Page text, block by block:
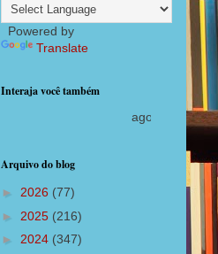
Powered by
Translate
Interaja você também
agora com postagens diárias
Arquivo do blog
► 2026 (77)
► 2025 (216)
► 2024 (347)